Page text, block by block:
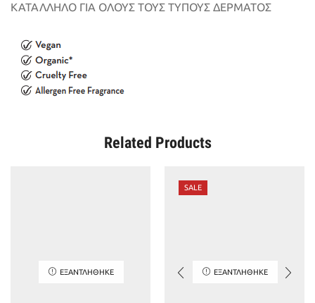
ΚΑΤΑΛΛΗΛΟ ΓΙΑ ΟΛΟΥΣ ΤΟΥΣ ΤΥΠΟΥΣ ΔΕΡΜΑΤΟΣ
Related Products
ΕΞΑΝΤΛΉΘΗΚΕ
SALE
ΕΞΑΝΤΛΉΘΗΚΕ